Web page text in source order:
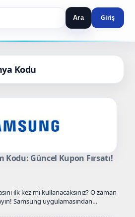
Ara
Kodu
Güncel Kupon Fırsatı!
ilk kez mi kullanacaksınız? O zaman
Samsung uygulamasından